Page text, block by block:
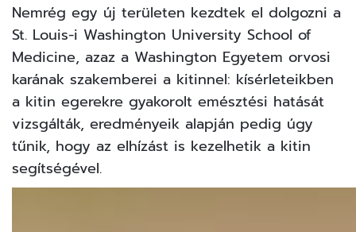
Nemrég egy új területen kezdtek el dolgozni a
St. Louis-i Washington University School of
Medicine, azaz a Washington Egyetem orvosi
karának szakemberei a kitinnel: kísérleteikben
a kitin egerekre gyakorolt emésztési hatását
vizsgálták, eredményeik alapján pedig úgy
tűnik, hogy az elhízást is kezelhetik a kitin
segítségével.